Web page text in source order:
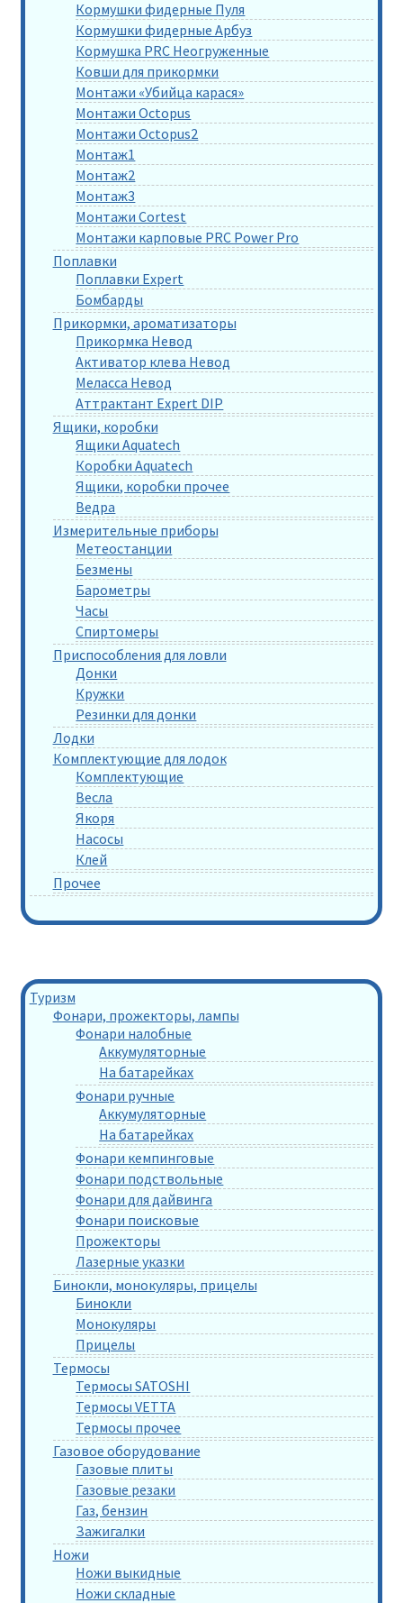
Кормушки фидерные Пуля
Кормушки фидерные Арбуз
Кормушка PRC Неогруженные
Ковши для прикормки
Монтажи «Убийца карася»
Монтажи Octopus
Монтажи Octopus2
Монтаж1
Монтаж2
Монтаж3
Монтажи Cortest
Монтажи карповые PRC Power Pro
Поплавки
Поплавки Expert
Бомбарды
Прикормки, ароматизаторы
Прикормка Невод
Активатор клева Невод
Меласса Невод
Аттрактант Expert DIP
Ящики, коробки
Ящики Aquatech
Коробки Aquatech
Ящики, коробки прочее
Ведра
Измерительные приборы
Метеостанции
Безмены
Барометры
Часы
Спиртомеры
Приспособления для ловли
Донки
Кружки
Резинки для донки
Лодки
Комплектующие для лодок
Комплектующие
Весла
Якоря
Насосы
Клей
Прочее
Туризм
Фонари, прожекторы, лампы
Фонари налобные
Аккумуляторные
На батарейках
Фонари ручные
Аккумуляторные
На батарейках
Фонари кемпинговые
Фонари подствольные
Фонари для дайвинга
Фонари поисковые
Прожекторы
Лазерные указки
Бинокли, монокуляры, прицелы
Бинокли
Монокуляры
Прицелы
Термосы
Термосы SATOSHI
Термосы VETTA
Термосы прочее
Газовое оборудование
Газовые плиты
Газовые резаки
Газ, бензин
Зажигалки
Ножи
Ножи выкидные
Ножи складные